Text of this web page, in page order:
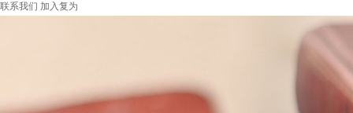
联系我们 加入复为